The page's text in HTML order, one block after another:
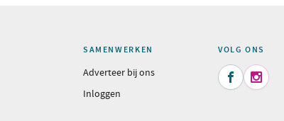
SAMENWERKEN
Adverteer bij ons
Inloggen
VOLG ONS
 